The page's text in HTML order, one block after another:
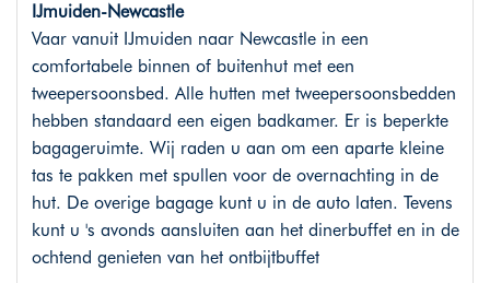
IJmuiden-Newcastle
Vaar vanuit IJmuiden naar Newcastle in een
comfortabele binnen of buitenhut met een
tweepersoonsbed. Alle hutten met tweepersoonsbedden
hebben standaard een eigen badkamer. Er is beperkte
bagageruimte. Wij raden u aan om een aparte kleine
tas te pakken met spullen voor de overnachting in de
hut. De overige bagage kunt u in de auto laten. Tevens
kunt u 's avonds aansluiten aan het dinerbuffet en in de
ochtend genieten van het ontbijtbuffet